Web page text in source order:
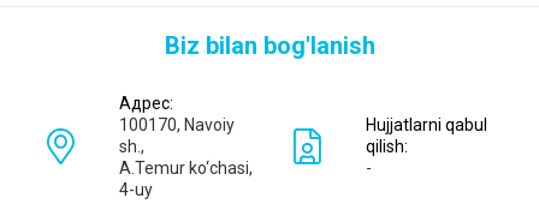
Biz bilan bog'lanish
Адрес:
100170, Navoiy
sh.,
A.Temur ko‘chаsi,
4-uy
Hujjatlarni qabul
qilish:
-